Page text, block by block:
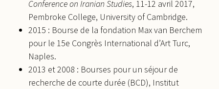
Conference on Iranian Studies, 11-12 avril 2017,
Pembroke College, University of Cambridge.
2015 : Bourse de la fondation Max van Berchem
pour le 15e Congrès International d’Art Turc,
Naples.
2013 et 2008 : Bourses pour un séjour de
recherche de courte durée (BCD), Institut